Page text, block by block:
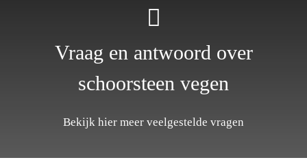
Vraag en antwoord over
schoorsteen vegen
Bekijk hier meer veelgestelde vragen